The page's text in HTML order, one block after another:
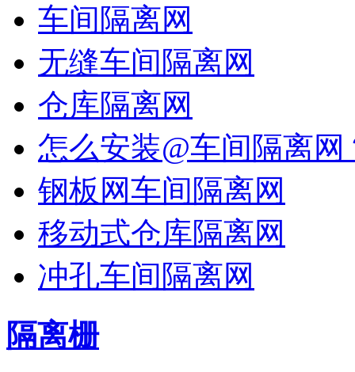
车间隔离网
无缝车间隔离网
仓库隔离网
怎么安装@车间隔离网
钢板网车间隔离网
移动式仓库隔离网
冲孔车间隔离网
隔离栅